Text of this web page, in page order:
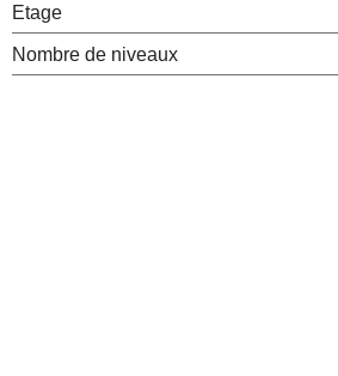
Etage
Nombre de niveaux